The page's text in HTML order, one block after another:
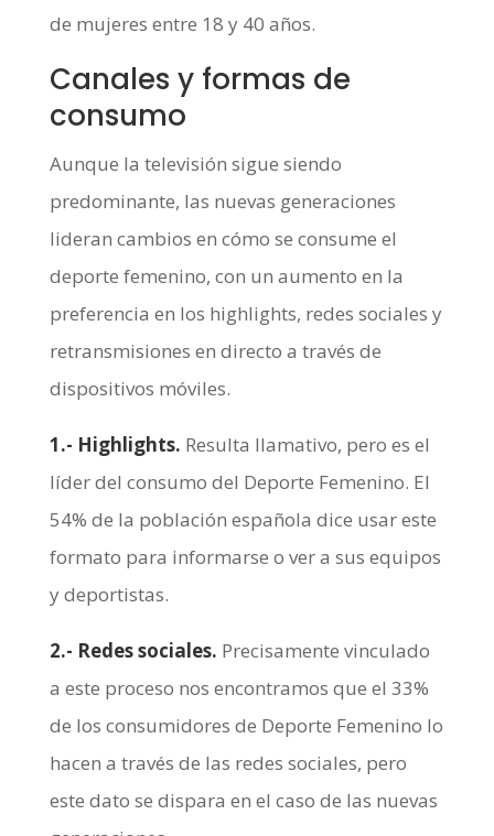
de mujeres entre 18 y 40 años.
Canales y formas de
consumo
Aunque la televisión sigue siendo
predominante, las nuevas generaciones
lideran cambios en cómo se consume el
deporte femenino, con un aumento en la
preferencia en los highlights, redes sociales y
retransmisiones en directo a través de
dispositivos móviles.
1.- Highlights. Resulta llamativo, pero es el
líder del consumo del Deporte Femenino. El
54% de la población española dice usar este
formato para informarse o ver a sus equipos
y deportistas.
2.- Redes sociales. Precisamente vinculado
a este proceso nos encontramos que el 33%
de los consumidores de Deporte Femenino lo
hacen a través de las redes sociales, pero
este dato se dispara en el caso de las nuevas